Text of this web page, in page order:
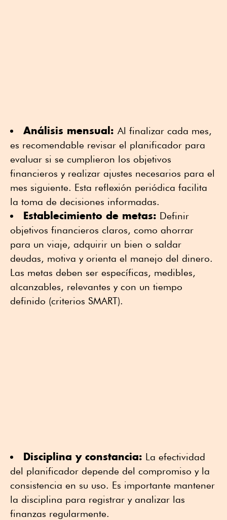
Análisis mensual: Al finalizar cada mes,
es recomendable revisar el planificador para
evaluar si se cumplieron los objetivos
financieros y realizar ajustes necesarios para el
mes siguiente. Esta reflexión periódica facilita
la toma de decisiones informadas.
Establecimiento de metas: Definir
objetivos financieros claros, como ahorrar
para un viaje, adquirir un bien o saldar
deudas, motiva y orienta el manejo del dinero.
Las metas deben ser específicas, medibles,
alcanzables, relevantes y con un tiempo
definido (criterios SMART).
Disciplina y constancia: La efectividad
del planificador depende del compromiso y la
consistencia en su uso. Es importante mantener
la disciplina para registrar y analizar las
finanzas regularmente.